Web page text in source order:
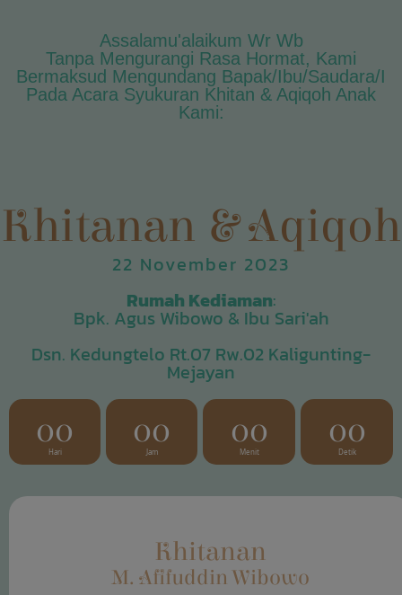
Assalamu'alaikum Wr Wb
Tanpa Mengurangi Rasa Hormat, Kami
Bermaksud Mengundang Bapak/Ibu/Saudara/i
Pada Acara Syukuran Khitan & Aqiqoh Anak
Kami:
Khitanan & Aqiqoh
22 November 2023
Rumah Kediaman:
Bpk. Agus Wibowo & Ibu Sari'ah
Dsn. Kedungtelo Rt.07 Rw.02 Kaligunting-
Mejayan
00
Hari
00
Jam
00
Menit
00
Detik
Khitanan
M. Afifuddin Wibowo